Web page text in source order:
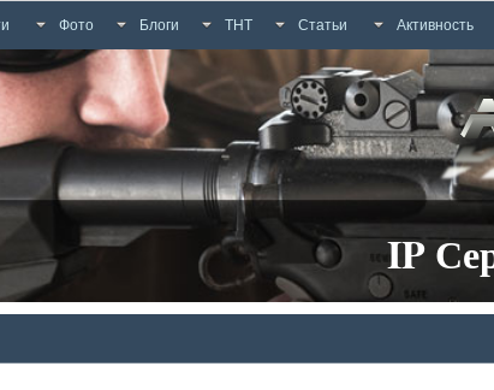
Фото Блоги ТНТ Статьи Активность
IP